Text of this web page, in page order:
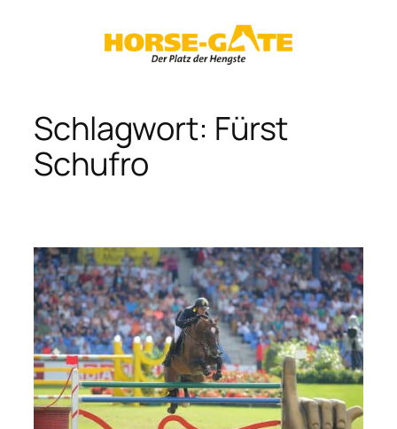
Schlagwort: Fürst
Schufro